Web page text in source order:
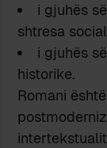
i gjuhës
shtresa
i gjuhës
historike.
Romani